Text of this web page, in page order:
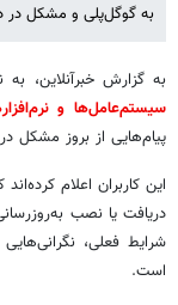
به گوگل‌پلی و مشکل در
به گزارش خبرآنلاین، به
سیستم‌عامل‌ها و
پیام‌هایی از بروز مشکل
این کاربران اعلام
دریافت یا نصب
شرایط فعلی، نگرانی‌هایی
است.